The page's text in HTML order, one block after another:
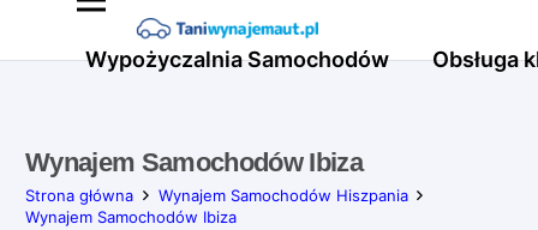
Wypożyczalnia Samochodów Obsługa
Wynajem Samochodów Ibiza
Strona główna
Wynajem Samochodów Hiszpania
Wynajem Samochodów Ibiza